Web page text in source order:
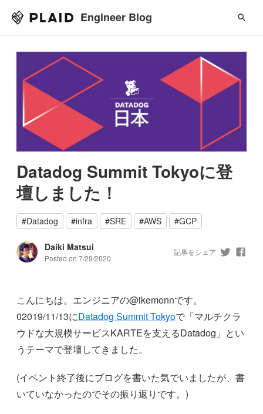
Engineer Blog
Datadog Summit Tokyoに登
壇しました！
#Datadog #infra #SRE #AWS #GCP
Daiki Matsui
Posted on 7/29/2020
記事をシェア
こんにちは。エンジニアの@ikemonnです。
02019/11/13にDatadog Summit Tokyoで「マルチクラ
ウドな大規模サービスKARTEを支えるDatadog」とい
うテーマで登壇してきました。
(イベント終了後にブログを書いた気でいましたが、書
いていなかったのでその振り返りです。)